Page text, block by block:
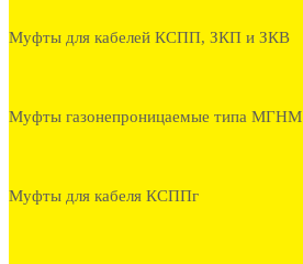
Муфты для кабелей КСПП, ЗКП и ЗКВ
Муфты газонепроницаемые типа МГНМ
Муфты для кабеля КСППг